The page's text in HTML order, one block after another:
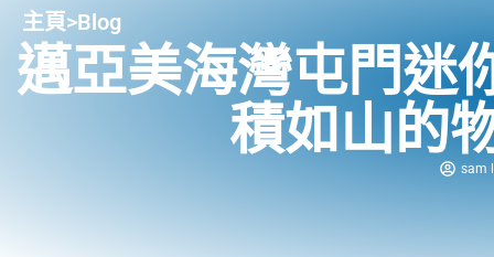
主頁>Blog
邁亞美海灣屯門迷
積如山的
sam